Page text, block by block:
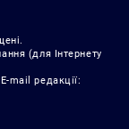
(для Інтернету
mail редакції: